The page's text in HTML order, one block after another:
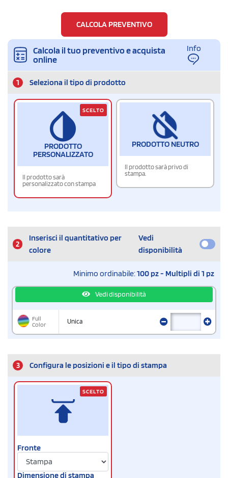
CALCOLA PREVENTIVO
Calcola il tuo preventivo e acquista
online
Info
1 Seleziona il tipo di prodotto
PRODOTTO
PERSONALIZZATO
Il prodotto sarà
personalizzato con stampa
SCELTO
PRODOTTO NEUTRO
Il prodotto sarà privo di
stampa.
2
Inserisci il quantitativo per
colore
Vedi
disponibilità
Minimo ordinabile:100 pz - Multipli di 1 pz
Vedi disponibilità
Full
Color
Unica
3 Configura le posizioni e il tipo di stampa
Fronte
Dimensione di stampa
SCELTO